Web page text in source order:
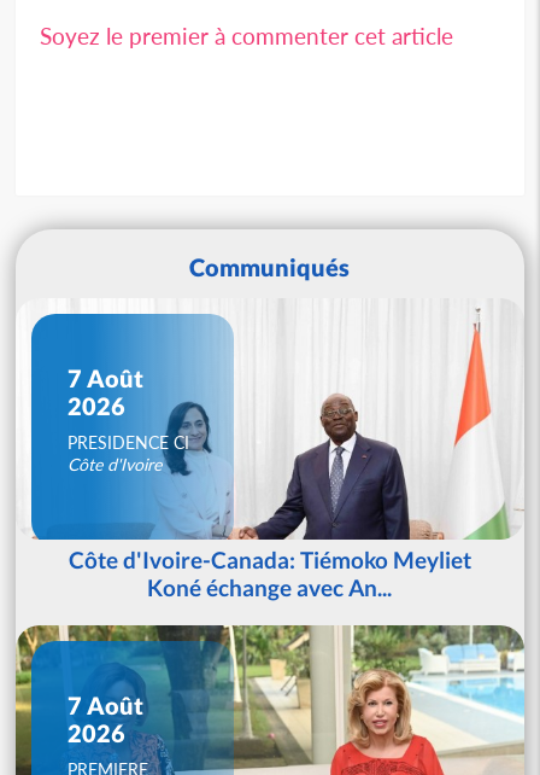
Soyez le premier à commenter cet article
Communiqués
7 Août
2026
PRESIDENCE CI
Côte d'Ivoire
Côte d'Ivoire-Canada: Tiémoko Meyliet
Koné échange avec An...
7 Août
2026
PREMIERE